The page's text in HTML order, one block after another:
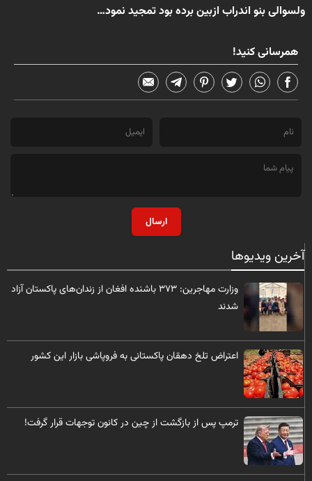
ولسوالی بنو اندراب ازبین برده بود تمجید نمود…
همرسانی کنید!
ارسال
آخرین ویدیوها
وزارت مهاجرین: ۳۷۳ باشنده افغان از زندان‌های پاکستان آزاد
شدند
​اعتراض تلخ دهقان پاکستانی به فروپاشی بازار این کشور
ترمپ پس از بازگشت از چین در کانون توجهات قرار گرفت!